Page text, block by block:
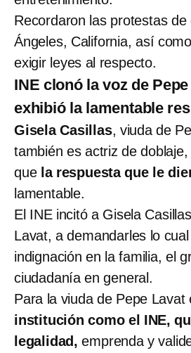
Recordaron las protestas
Ángeles, California, así
exigir leyes al respecto.
INE clonó la voz de
exhibió la lamentable
Gisela Casillas, viuda de
también es actriz de doblaje,
que la respuesta que le
lamentable.
El INE incitó a Gisela
Lavat, a demandarles lo
indignación en la familia, el
ciudadanía en general.
Para la viuda de Pepe Lavat
institución como el INE,
legalidad, emprenda y